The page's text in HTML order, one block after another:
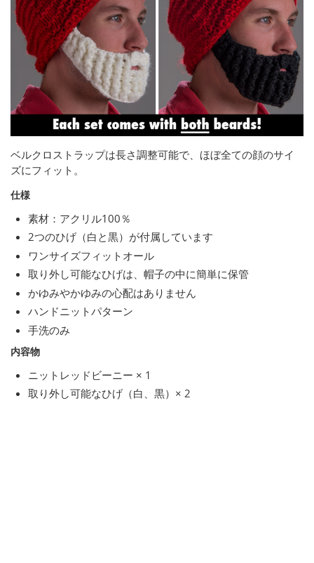
ベルクロストラップは長さ調整可能で、ほぼ全ての顔のサイ
ズにフィット。
仕様
素材：アクリル100％
2つのひげ（白と黒）が付属しています
ワンサイズフィットオール
取り外し可能なひげは、帽子の中に簡単に保管
かゆみやかゆみの心配はありません
ハンドニットパターン
手洗のみ
内容物
ニットレッドビーニー × 1
取り外し可能なひげ（白、黒）× 2